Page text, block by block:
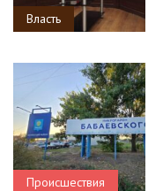
Власть
Происшествия